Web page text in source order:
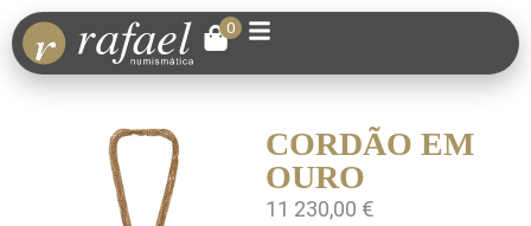
0
CORDÃO EM
OURO
11 230,00 €